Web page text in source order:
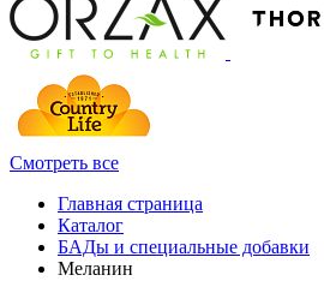
Смотреть все
Главная страница
Каталог
БАДы и специальные добавки
Меланин